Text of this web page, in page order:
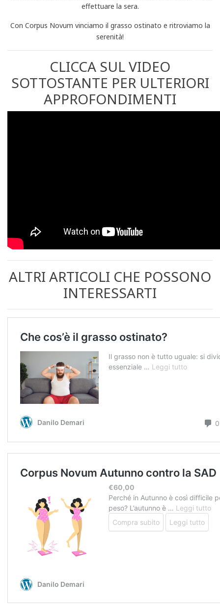
effettuare la sera.
Con Corpus Novum vinciamo il grasso ostinato e ritroviamo la
serenità!
CLICCA SUL VIDEO
SOTTOSTANTE PER ULTERIORI
APPROFONDIMENTI
ALTRI ARTICOLI CHE POSSONO
INTERESSARTI